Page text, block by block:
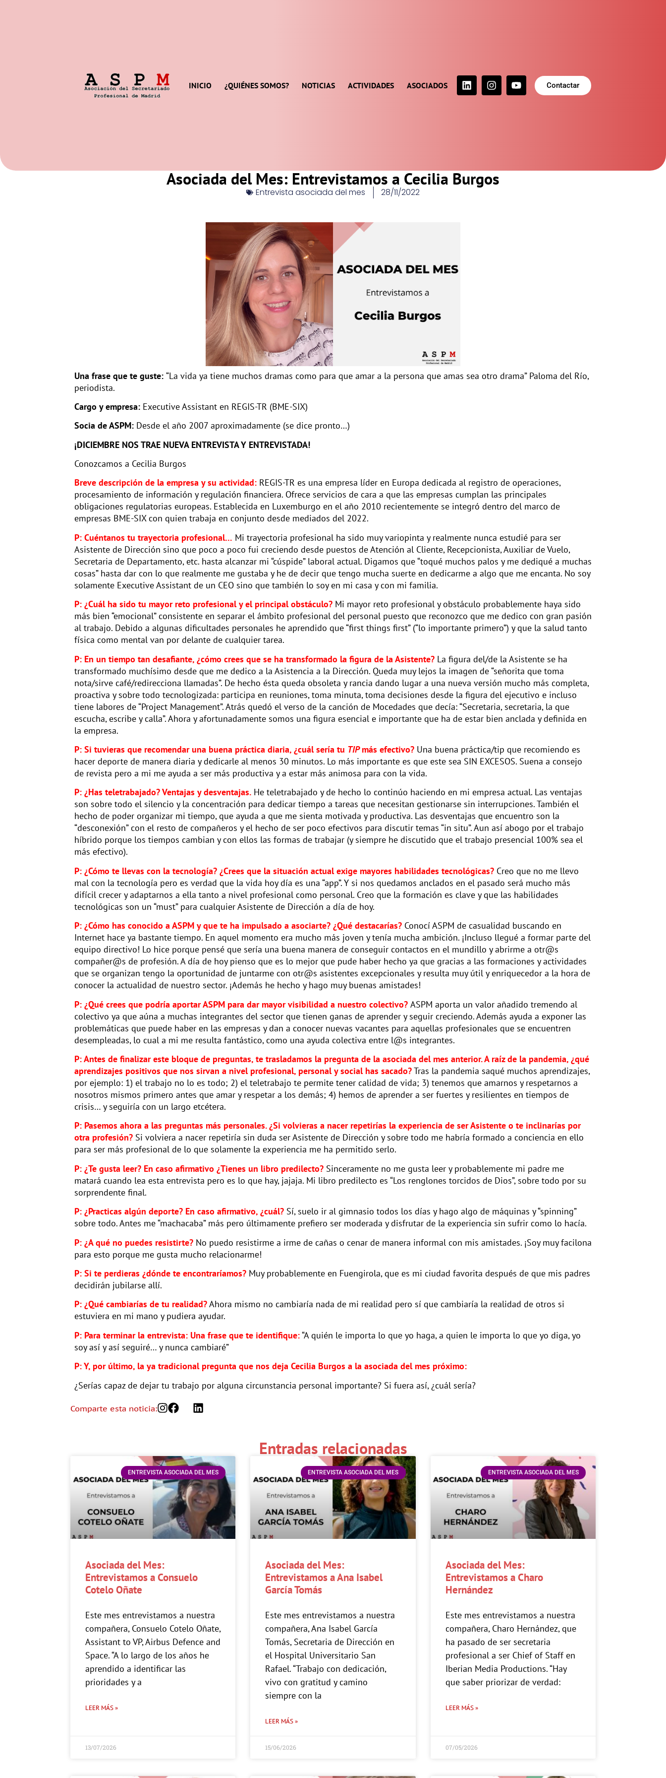
INICIO ¿QUIÉNES SOMOS? NOTICIAS ACTIVIDADES ASOCIADOS Contactar
Asociada del Mes: Entrevistamos a Cecilia Burgos
Entrevista asociada del mes 28/11/2022
Una frase que te guste: “La vida ya tiene muchos dramas como para que amar a la persona que amas sea otro drama” Paloma del Río,
periodista.
Cargo y empresa: Executive Assistant en REGIS-TR (BME-SIX)
Socia de ASPM: Desde el año 2007 aproximadamente (se dice pronto…)
¡DICIEMBRE NOS TRAE NUEVA ENTREVISTA Y ENTREVISTADA!
Conozcamos a Cecilia Burgos
Breve descripción de la empresa y su actividad: REGIS-TR es una empresa líder en Europa dedicada al registro de operaciones,
procesamiento de información y regulación financiera. Ofrece servicios de cara a que las empresas cumplan las principales
obligaciones regulatorias europeas. Establecida en Luxemburgo en el año 2010 recientemente se integró dentro del marco de
empresas BME-SIX con quien trabaja en conjunto desde mediados del 2022.
P: Cuéntanos tu trayectoria profesional… Mi trayectoria profesional ha sido muy variopinta y realmente nunca estudié para ser
Asistente de Dirección sino que poco a poco fui creciendo desde puestos de Atención al Cliente, Recepcionista, Auxiliar de Vuelo,
Secretaria de Departamento, etc. hasta alcanzar mi “cúspide” laboral actual. Digamos que “toqué muchos palos y me dediqué a muchas
cosas” hasta dar con lo que realmente me gustaba y he de decir que tengo mucha suerte en dedicarme a algo que me encanta. No soy
solamente Executive Assistant de un CEO sino que también lo soy en mi casa y con mi familia.
P: ¿Cuál ha sido tu mayor reto profesional y el principal obstáculo? Mi mayor reto profesional y obstáculo probablemente haya sido
más bien “emocional” consistente en separar el ámbito profesional del personal puesto que reconozco que me dedico con gran pasión
al trabajo. Debido a algunas dificultades personales he aprendido que “first things first” (“lo importante primero”) y que la salud tanto
física como mental van por delante de cualquier tarea.
P: En un tiempo tan desafiante, ¿cómo crees que se ha transformado la figura de la Asistente? La figura del/de la Asistente se ha
transformado muchísimo desde que me dedico a la Asistencia a la Dirección. Queda muy lejos la imagen de “señorita que toma
nota/sirve café/redirecciona llamadas”. De hecho ésta queda obsoleta y rancia dando lugar a una nueva versión mucho más completa,
proactiva y sobre todo tecnologizada: participa en reuniones, toma minuta, toma decisiones desde la figura del ejecutivo e incluso
tiene labores de “Project Management”. Atrás quedó el verso de la canción de Mocedades que decía: “Secretaria, secretaria, la que
escucha, escribe y calla”. Ahora y afortunadamente somos una figura esencial e importante que ha de estar bien anclada y definida en
la empresa.
P: Si tuvieras que recomendar una buena práctica diaria, ¿cuál sería tu TIPmás efectivo? Una buena práctica/tip que recomiendo es
hacer deporte de manera diaria y dedicarle al menos 30 minutos. Lo más importante es que este sea SIN EXCESOS. Suena a consejo
de revista pero a mi me ayuda a ser más productiva y a estar más animosa para con la vida.
P: ¿Has teletrabajado? Ventajas y desventajas. He teletrabajado y de hecho lo continúo haciendo en mi empresa actual. Las ventajas
son sobre todo el silencio y la concentración para dedicar tiempo a tareas que necesitan gestionarse sin interrupciones. También el
hecho de poder organizar mi tiempo, que ayuda a que me sienta motivada y productiva. Las desventajas que encuentro son la
“desconexión” con el resto de compañeros y el hecho de ser poco efectivos para discutir temas “in situ”. Aun así abogo por el trabajo
híbrido porque los tiempos cambian y con ellos las formas de trabajar (y siempre he discutido que el trabajo presencial 100% sea el
más efectivo).
P: ¿Cómo te llevas con la tecnología? ¿Crees que la situación actual exige mayores habilidades tecnológicas? Creo que no me llevo
mal con la tecnología pero es verdad que la vida hoy día es una “app”. Y si nos quedamos anclados en el pasado será mucho más
difícil crecer y adaptarnos a ella tanto a nivel profesional como personal. Creo que la formación es clave y que las habilidades
tecnológicas son un “must” para cualquier Asistente de Dirección a día de hoy.
P: ¿Cómo has conocido a ASPM y que te ha impulsado a asociarte? ¿Qué destacarías? Conocí ASPM de casualidad buscando en
Internet hace ya bastante tiempo. En aquel momento era mucho más joven y tenía mucha ambición. ¡Incluso llegué a formar parte del
equipo directivo! Lo hice porque pensé que sería una buena manera de conseguir contactos en el mundillo y abrirme a otr@s
compañer@s de profesión. A día de hoy pienso que es lo mejor que pude haber hecho ya que gracias a las formaciones y actividades
que se organizan tengo la oportunidad de juntarme con otr@s asistentes excepcionales y resulta muy útil y enriquecedor a la hora de
conocer la actualidad de nuestro sector. ¡Además he hecho y hago muy buenas amistades!
P: ¿Qué crees que podría aportar ASPM para dar mayor visibilidad a nuestro colectivo? ASPM aporta un valor añadido tremendo al
colectivo ya que aúna a muchas integrantes del sector que tienen ganas de aprender y seguir creciendo. Además ayuda a exponer las
problemáticas que puede haber en las empresas y dan a conocer nuevas vacantes para aquellas profesionales que se encuentren
desempleadas, lo cual a mi me resulta fantástico, como una ayuda colectiva entre l@s integrantes.
P: Antes de finalizar este bloque de preguntas, te trasladamos la pregunta de la asociada del mes anterior. A raíz de la pandemia, ¿qué
aprendizajes positivos que nos sirvan a nivel profesional, personal y social has sacado?Tras la pandemia saqué muchos aprendizajes,
por ejemplo: 1) el trabajo no lo es todo; 2) el teletrabajo te permite tener calidad de vida; 3) tenemos que amarnos y respetarnos a
nosotros mismos primero antes que amar y respetar a los demás; 4) hemos de aprender a ser fuertes y resilientes en tiempos de
crisis… y seguiría con un largo etcétera.
P: Pasemos ahora a las preguntas más personales. ¿Si volvieras a nacer repetirías la experiencia de ser Asistente o te inclinarías por
otra profesión? Si volviera a nacer repetiría sin duda ser Asistente de Dirección y sobre todo me habría formado a conciencia en ello
para ser más profesional de lo que solamente la experiencia me ha permitido serlo.
P: ¿Te gusta leer? En caso afirmativo ¿Tienes un libro predilecto? Sinceramente no me gusta leer y probablemente mi padre me
matará cuando lea esta entrevista pero es lo que hay, jajaja. Mi libro predilecto es “Los renglones torcidos de Dios”, sobre todo por su
sorprendente final.
P: ¿Practicas algún deporte? En caso afirmativo, ¿cuál? Sí, suelo ir al gimnasio todos los días y hago algo de máquinas y “spinning”
sobre todo. Antes me “machacaba” más pero últimamente prefiero ser moderada y disfrutar de la experiencia sin sufrir como lo hacía.
P: ¿A qué no puedes resistirte? No puedo resistirme a irme de cañas o cenar de manera informal con mis amistades. ¡Soy muy facilona
para esto porque me gusta mucho relacionarme!
P: Si te perdieras ¿dónde te encontraríamos? Muy probablemente en Fuengirola, que es mi ciudad favorita después de que mis padres
decidirán jubilarse allí.
P: ¿Qué cambiarías de tu realidad?Ahora mismo no cambiaría nada de mi realidad pero sí que cambiaría la realidad de otros si
estuviera en mi mano y pudiera ayudar.
P: Para terminar la entrevista: Una frase que te identifique:“A quién le importa lo que yo haga, a quien le importa lo que yo diga, yo
soy así y así seguiré… y nunca cambiaré”
P: Y, por último, la ya tradicional pregunta que nos deja Cecilia Burgos a la asociada del mes próximo:
¿Serías capaz de dejar tu trabajo por alguna circunstancia personal importante? Si fuera así, ¿cuál sería?
Comparte esta noticia:
Entradas relacionadas
ENTREVISTA ASOCIADA DEL MES
Asociada del Mes:
Entrevistamos a Consuelo
Cotelo Oñate
Este mes entrevistamos a nuestra
compañera, Consuelo Cotelo Oñate,
Assistant to VP, Airbus Defence and
Space. “A lo largo de los años he
aprendido a identificar las
prioridades y a
LEER MÁS »
13/07/2026
ENTREVISTA ASOCIADA DEL MES
Asociada del Mes:
Entrevistamos a Ana Isabel
García Tomás
Este mes entrevistamos a nuestra
compañera, Ana Isabel García
Tomás, Secretaria de Dirección en
el Hospital Universitario San
Rafael. “Trabajo con dedicación,
vivo con gratitud y camino
siempre con la
LEER MÁS »
15/06/2026
ENTREVISTA ASOCIADA DEL MES
Asociada del Mes:
Entrevistamos a Charo
Hernández
Este mes entrevistamos a nuestra
compañera, Charo Hernández, que
ha pasado de ser secretaria
profesional a ser Chief of Staff en
Iberian Media Productions. “Hay
que saber priorizar de verdad:
LEER MÁS »
07/05/2026